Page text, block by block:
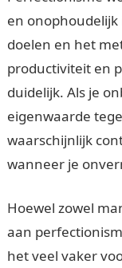
en
doelen en het
productiviteit en
duidelijk. Als je
eigenwaarde
waarschijnlijk
wanneer je
Hoewel zowel
aan
het veel vaker